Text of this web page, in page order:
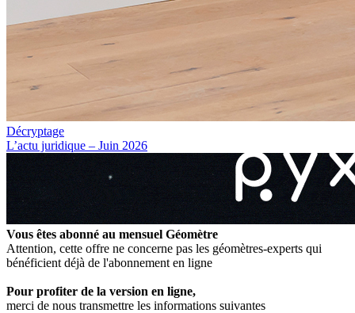
Décryptage
L’actu juridique – Juin 2026
Vous êtes abonné au mensuel Géomètre
Attention, cette offre ne concerne pas les géomètres-experts qui
bénéficient déjà de l'abonnement en ligne
Pour profiter de la version en ligne,
merci de nous transmettre les informations suivantes